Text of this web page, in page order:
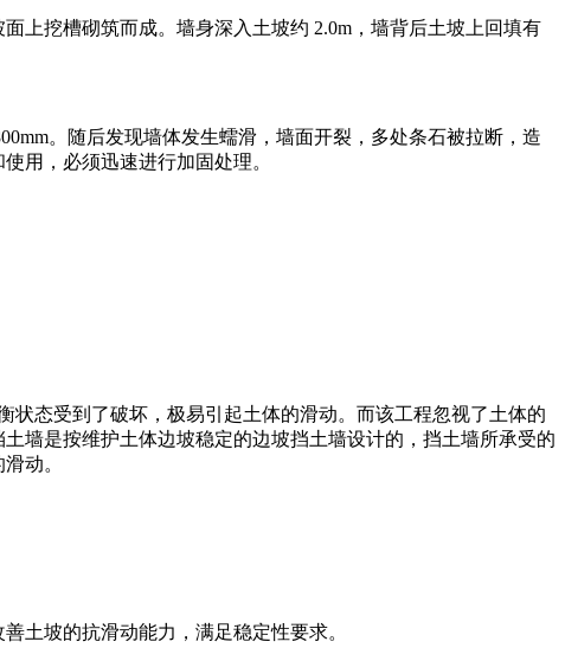
上挖槽砌筑而成。墙身深入土坡约 2.0m，墙背后土坡上回填有
。随后发现墙体发生蠕滑，墙面开裂，多处条石被拉断，造
用，必须迅速进行加固处理。
状态受到了破坏，极易引起土体的滑动。而该工程忽视了土体的
墙是按维护土体边坡稳定的边坡挡土墙设计的，挡土墙所承受的
动。
土坡的抗滑动能力，满足稳定性要求。